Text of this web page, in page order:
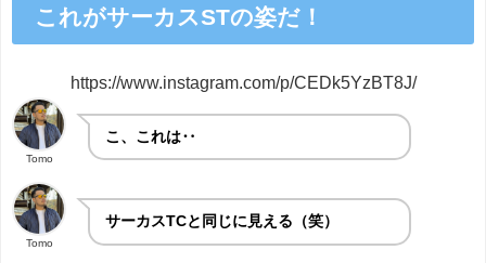
これがサーカスSTの姿だ！
https://www.instagram.com/p/CEDk5YzBT8J/
Tomo
こ、これは‥
Tomo
サーカスTCと同じに見える（笑）